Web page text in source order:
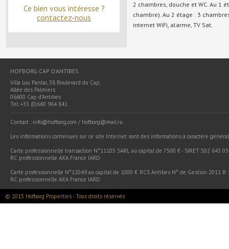
Ce bien vous intéresse ?
contactez-nous
2 chambres, douche et WC. Au 1
chambre). Au 2 étage : 3
internet WiFi, alarme, TV Sat.
HOFBORG CAP D’ANTIBES
Villa Lou Pantai, 38 Boulevard du Cap,
Allée des Palmiers
06600 Cap d’Antibes
Tel: +33 (0)660 964 841
Contact : info@hofborg.com / hofborg@mail.ru
Les informations contenues sur ce site Internet sont des informations à caractère
Carte professionnelle transaction N°11105 SARL au capital de 7500 € - SIRET 502 643
RC professionnelle AXA France IARD
Carte professionnelle N°12049 au capital de 1000 €. RCS Antibes N° de Gestion 2011
RC professionnelle AXA France IARD
© 2015 Hofborg Properties - Tous droits réservés